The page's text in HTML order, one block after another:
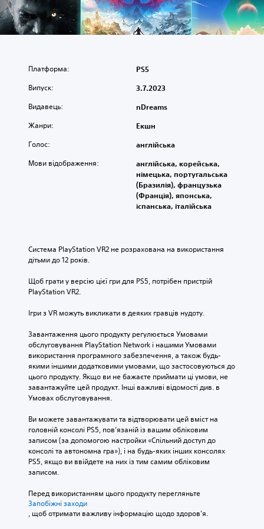
Платформа: PS5
Випуск: 3.7.2023
Видавець: nDreams
Жанри: Екшн
Голос: англійська
Мови відображення:
англійська, корейська,
німецька, португальська
(Бразилія), французька
(Франція), японська,
іспанська, італійська
Система PlayStation VR2 не розрахована на використання
дітьми до 12 років.
Щоб грати у версію цієї гри для PS5, потрібен пристрій
PlayStation VR2.
Ігри з VR можуть викликати в деяких гравців нудоту.
Завантаження цього продукту регулюється Умовами
обслуговування PlayStation Network і нашими Умовами
використання програмного забезпечення, а також будь-
якими іншими додатковими умовами, що застосовуються до
цього продукту. Якщо ви не бажаєте приймати ці умови, не
завантажуйте цей продукт. Інші важливі відомості див. в
Умовах обслуговування.
Ви можете завантажувати та відтворювати цей вміст на
головній консолі PS5, пов’язаній із вашим обліковим
записом (за допомогою настройки «Спільний доступ до
консолі та автономна гра»), і на будь-яких інших консолях
PS5, якщо ви ввійдете на них із тим самим обліковим
записом.
Перед використанням цього продукту перегляньте
Запобіжні заходи
, щоб отримати важливу інформацію щодо здоров’я.